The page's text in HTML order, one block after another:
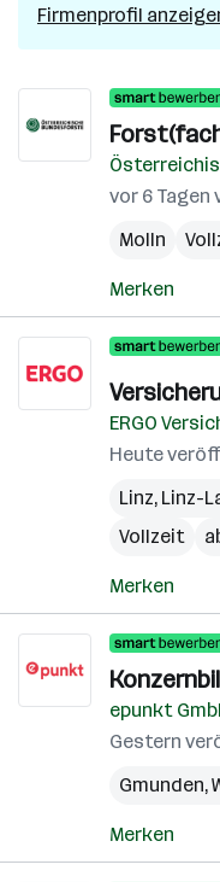
Firmenprofil
vor 6
Molln
Merken
ERGO
Heute
Linz, Linz-
Vollzeit
Merken
epunkt
Gestern
Gmunden,
Merken